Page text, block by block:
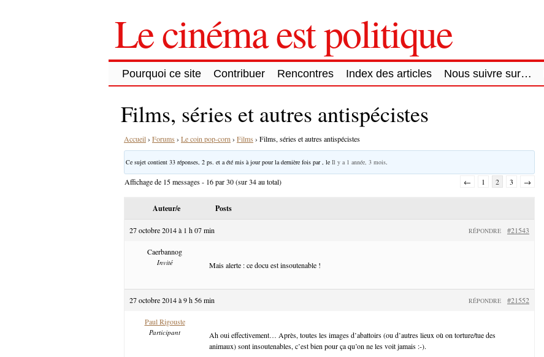
Le cinéma est politique
Pourquoi ce site Contribuer Rencontres Index des articles Nous suivre sur…
Films, séries et autres antispécistes
Accueil› Forums › Le coin pop-corn › Films › Films, séries et autres antispécistes
Ce sujet contient 33 réponses, 2 ps. et a été mis à jour pour la dernière fois par , le Il y a 1 année, 3 mois
Affichage de 15 messages - 16 par 30 (sur 34 au total) ← 1 2 3 →
Auteur/e Posts
27 octobre 2014 à 1 h 07 min #21543
RÉPONDRE
Caerbannog
Invité Mais alerte : ce docu est insoutenable !
27 octobre 2014 à 9 h 56 min #21552
RÉPONDRE
Paul Rigouste
Participant
Ah oui effectivement… Après, toutes les images d’abattoirs (ou d’autres lieux où on torture/tue des
animaux) sont insoutenables, c’est bien pour ça qu’on ne les voit jamais :-).